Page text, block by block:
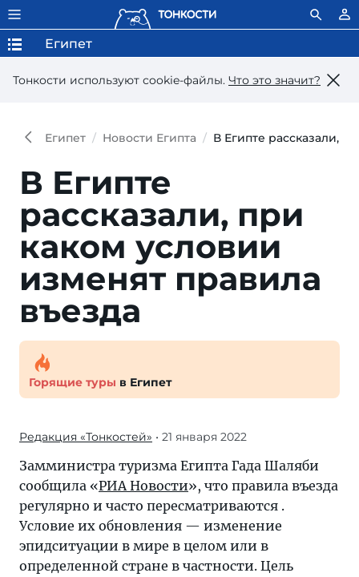
Тонкости используют сookie-файлы. Что это значит?
Египет
Египет Новости Египта В Египте рассказали,
В Египте
рассказали, при
каком условии
изменят правила
въезда
Горящие туры в Египет
Редакция «Тонкостей» • 21 января 2022
Замминистра туризма Египта Гада Шаляби
сообщила «РИА Новости», что правила въезда
регулярно и часто пересматриваются .
Условие их обновления — изменение
эпидситуации в мире в целом или в
определенной стране в частности. Цель